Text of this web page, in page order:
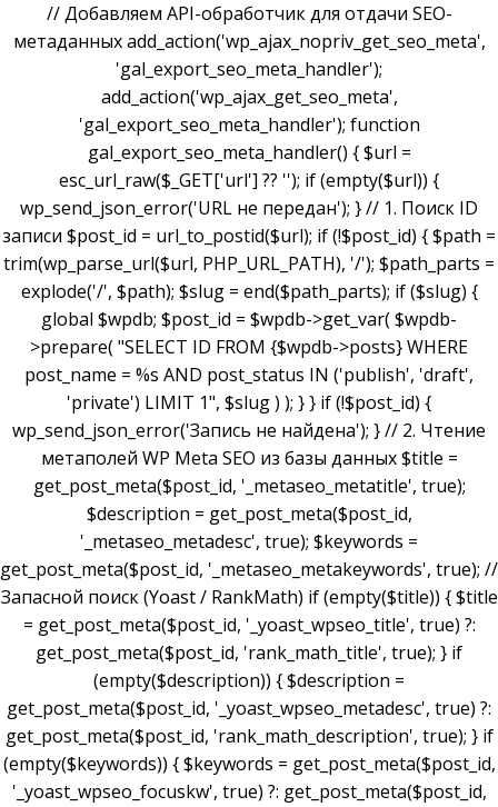
// Добавляем API-обработчик для отдачи SEO-
метаданных add_action('wp_ajax_nopriv_get_seo_meta',
'gal_export_seo_meta_handler');
add_action('wp_ajax_get_seo_meta',
'gal_export_seo_meta_handler'); function
gal_export_seo_meta_handler() { $url =
esc_url_raw($_GET['url'] ?? ''); if (empty($url)) {
wp_send_json_error('URL не передан'); } // 1. Поиск ID
записи $post_id = url_to_postid($url); if (!$post_id) { $path =
trim(wp_parse_url($url, PHP_URL_PATH), '/'); $path_parts =
explode('/', $path); $slug = end($path_parts); if ($slug) {
global $wpdb; $post_id = $wpdb->get_var( $wpdb-
>prepare( "SELECT ID FROM {$wpdb->posts} WHERE
post_name = %s AND post_status IN ('publish', 'draft',
'private') LIMIT 1", $slug ) ); } } if (!$post_id) {
wp_send_json_error('Запись не найдена'); } // 2. Чтение
метаполей WP Meta SEO из базы данных $title =
get_post_meta($post_id, '_metaseo_metatitle', true);
$description = get_post_meta($post_id,
'_metaseo_metadesc', true); $keywords =
get_post_meta($post_id, '_metaseo_metakeywords', true); //
Запасной поиск (Yoast / RankMath) if (empty($title)) { $title
= get_post_meta($post_id, '_yoast_wpseo_title', true) ?:
get_post_meta($post_id, 'rank_math_title', true); } if
(empty($description)) { $description =
get_post_meta($post_id, '_yoast_wpseo_metadesc', true) ?:
get_post_meta($post_id, 'rank_math_description', true); } if
(empty($keywords)) { $keywords = get_post_meta($post_id,
'_yoast_wpseo_focuskw', true) ?: get_post_meta($post_id,